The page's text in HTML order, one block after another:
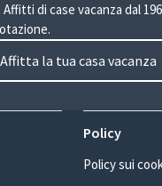
Affitti di case vacanza dal
Affitta la tua casa vacanza
Policy
Policy sui